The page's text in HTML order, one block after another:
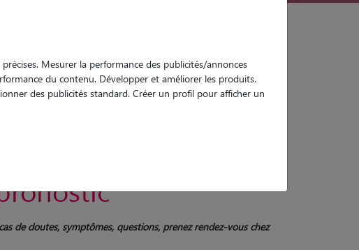
le chat : causes,
de doutes, symptômes, questions, prenez rendez-vous chez
Mesurer la performance des publicités/annonces
du contenu. Développer et améliorer les produits.
des publicités standard. Créer un profil pour afficher un